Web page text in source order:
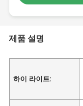
제품 설명
하이 라이트: